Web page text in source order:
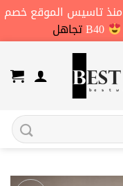
تاسيس الموقع خصم
تجاهل